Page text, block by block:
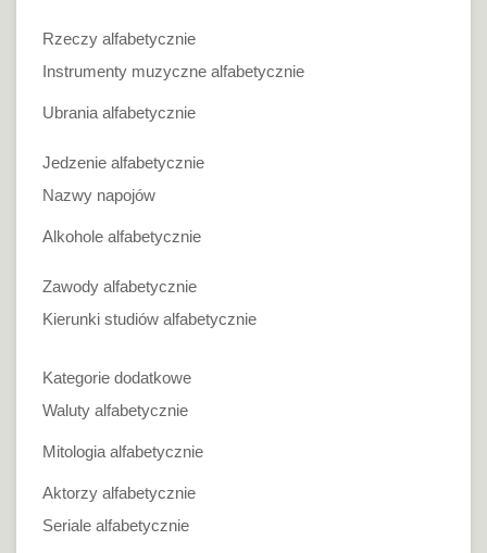
Rzeczy alfabetycznie
Instrumenty muzyczne alfabetycznie
Ubrania alfabetycznie
Jedzenie alfabetycznie
Nazwy napojów
Alkohole alfabetycznie
Zawody alfabetycznie
Kierunki studiów alfabetycznie
Kategorie dodatkowe
Waluty alfabetycznie
Mitologia alfabetycznie
Aktorzy alfabetycznie
Seriale alfabetycznie